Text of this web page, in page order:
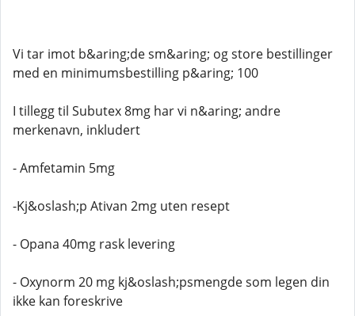
Vi tar imot b&aring;de sm&aring; og store bestillinger
med en minimumsbestilling p&aring; 100
I tillegg til Subutex 8mg har vi n&aring; andre
merkenavn, inkludert
- Amfetamin 5mg
-Kj&oslash;p Ativan 2mg uten resept
- Opana 40mg rask levering
- Oxynorm 20 mg kj&oslash;psmengde som legen din
ikke kan foreskrive